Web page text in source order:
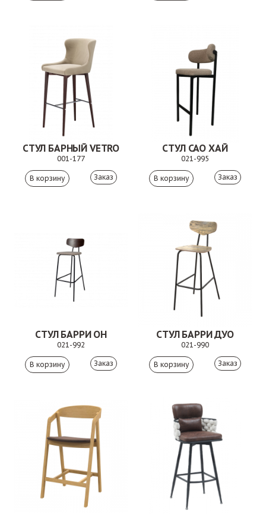
СТУЛ БАРНЫЙ VETRO
001-177
Заказ
СТУЛ САО ХАЙ
021-995
Заказ
СТУЛ БАРРИ ОН
021-992
Заказ
СТУЛ БАРРИ ДУО
021-990
Заказ